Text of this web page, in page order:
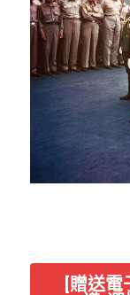
[贈送電